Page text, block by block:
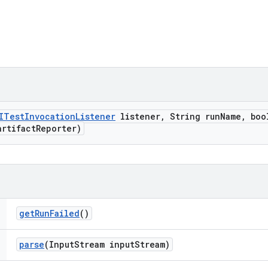
InvocationListener listener, String runName ,
Reporter)
getRunFailed()
parse(InputStream inputStream)